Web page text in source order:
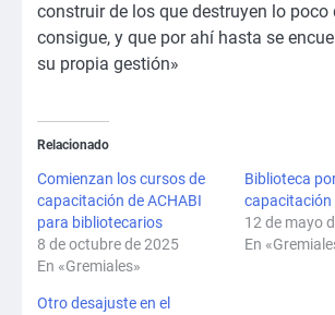
construir de los que destruyen lo poco
consigue, y que por ahí hasta se
su propia gestión»
Relacionado
Comienzan los cursos de
capacitación de ACHABI
para bibliotecarios
8 de octubre de 2025
En «Gremiales»
Biblioteca
capacitación
12 de mayo
En
Otro desajuste en el